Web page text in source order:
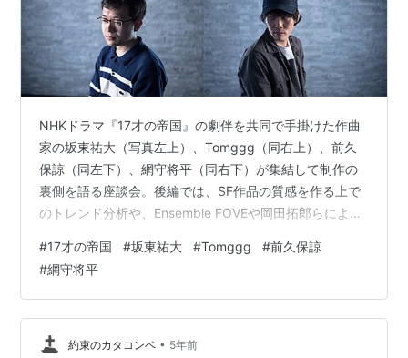
NHKドラマ『17才の帝国』の劇伴を共同で手掛けた作曲
家の坂東祐大（写真左上）、Tomggg（同右上）、前久
保諒（同左下）、網守将平（同右下）が集結して制作の
裏側を語る座談会。後編では、SF作品の質感を作る上で
のトレンド分析や、Ensemble FOVEや岡田拓郎らによる
実に向き合う4人の思いをじっくりと語ってもらった。
Text：Kanako Iida Photo：Hiroki Obara 劇伴のステムを
効果音として付けることで世界観の整合性が取れる ー劇
伴と普段の楽曲制作は感覚が違ったりはしないのです
か？ Tomggg 普段15秒のCM曲を…
#17才の帝国 #坂東祐大 #Tomggg #前久保諒
#網守将平
約束のカタコンベ • 5年前